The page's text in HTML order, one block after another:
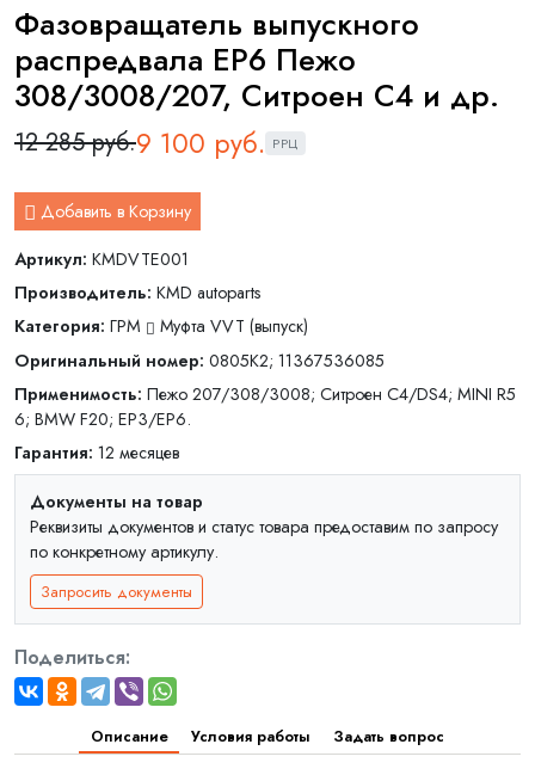
Фазовращатель выпускного
распредвала EP6 Пежо
308/3008/207, Ситроен С4 и др.
12 285 руб.9 100 руб. РРЦ
Добавить в Корзину
Артикул: KMDVTE001
Производитель: KMD autoparts
Категория: ГРМ
Муфта VVT (выпуск)
Оригинальный номер: 0805K2; 11367536085
Применимость: Пежо 207/308/3008; Ситроен C4/DS4; MINI R5
6; BMW F20; EP3/EP6.
Гарантия: 12 месяцев
Документы на товар
Реквизиты документов и статус товара предоставим по запросу
по конкретному артикулу.
Запросить документы
Поделиться:
Описание Условия работы Задать вопрос